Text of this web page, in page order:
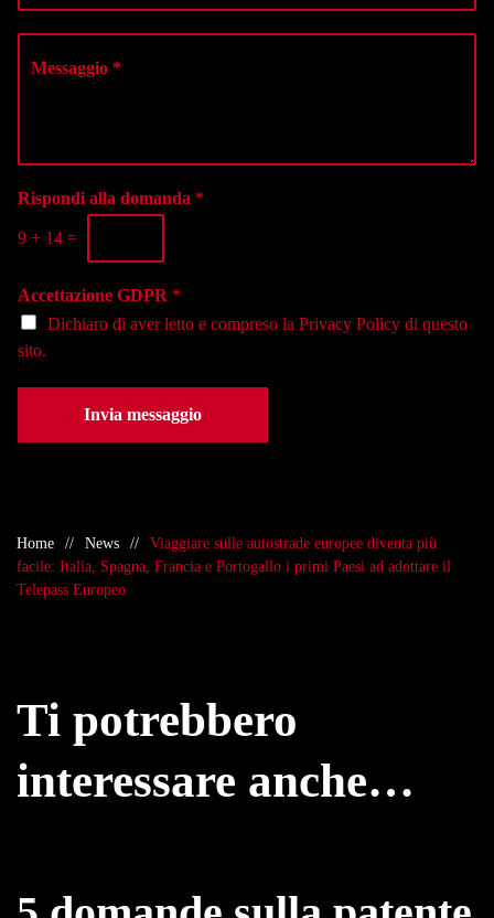
o
d
f
o
n
o
l
e
l
a
e
*
i
*
Rispondi alla domanda *
9 + 14 =
Accettazione GDPR *
Dichiaro di aver letto e compreso la Privacy Policy di questo
sito.
Invia messaggio
Home News
Viaggiare sulle autostrade europee diventa più
facile: Italia, Spagna, Francia e Portogallo i primi Paesi ad adottare il
Telepass Europeo
Ti potrebbero
interessare anche…